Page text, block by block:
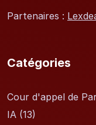
Partenaires :
Catégories
Cour d'appel de
IA (13)